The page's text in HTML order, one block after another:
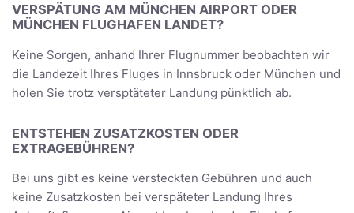
VERSPÄTUNG AM MÜNCHEN AIRPORT ODER
MÜNCHEN FLUGHAFEN LANDET?
Keine Sorgen, anhand Ihrer Flugnummer beobachten wir
die Landezeit Ihres Fluges in Innsbruck oder München und
holen Sie trotz versptäteter Landung pünktlich ab.
ENTSTEHEN ZUSATZKOSTEN ODER
EXTRAGEBÜHREN?
Bei uns gibt es keine versteckten Gebühren und auch
keine Zusatzkosten bei verspäteter Landung Ihres